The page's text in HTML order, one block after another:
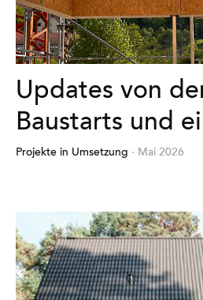
Updates von
Baustarts und
Projekte in Umsetzung · Mai 2026